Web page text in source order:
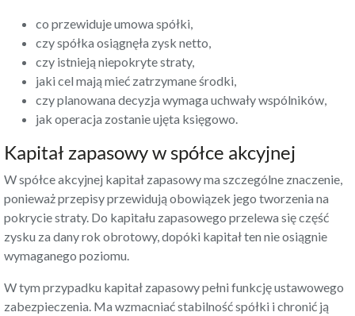
co przewiduje umowa spółki,
czy spółka osiągnęła zysk netto,
czy istnieją niepokryte straty,
jaki cel mają mieć zatrzymane środki,
czy planowana decyzja wymaga uchwały wspólników,
jak operacja zostanie ujęta księgowo.
Kapitał zapasowy w spółce akcyjnej
W spółce akcyjnej kapitał zapasowy ma szczególne znaczenie,
ponieważ przepisy przewidują obowiązek jego tworzenia na
pokrycie straty. Do kapitału zapasowego przelewa się część
zysku za dany rok obrotowy, dopóki kapitał ten nie osiągnie
wymaganego poziomu.
W tym przypadku kapitał zapasowy pełni funkcję ustawowego
zabezpieczenia. Ma wzmacniać stabilność spółki i chronić ją